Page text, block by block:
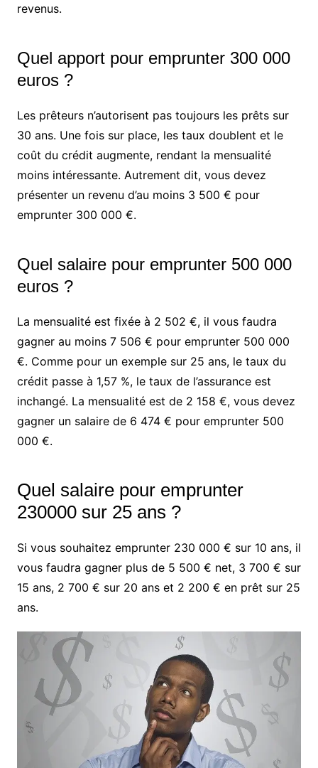
revenus.
Quel apport pour emprunter 300 000
euros ?
Les prêteurs n’autorisent pas toujours les prêts sur
30 ans. Une fois sur place, les taux doublent et le
coût du crédit augmente, rendant la mensualité
moins intéressante. Autrement dit, vous devez
présenter un revenu d’au moins 3 500 € pour
emprunter 300 000 €.
Quel salaire pour emprunter 500 000
euros ?
La mensualité est fixée à 2 502 €, il vous faudra
gagner au moins 7 506 € pour emprunter 500 000
€. Comme pour un exemple sur 25 ans, le taux du
crédit passe à 1,57 %, le taux de l’assurance est
inchangé. La mensualité est de 2 158 €, vous devez
gagner un salaire de 6 474 € pour emprunter 500
000 €.
Quel salaire pour emprunter
230000 sur 25 ans ?
Si vous souhaitez emprunter 230 000 € sur 10 ans, il
vous faudra gagner plus de 5 500 € net, 3 700 € sur
15 ans, 2 700 € sur 20 ans et 2 200 € en prêt sur 25
ans.